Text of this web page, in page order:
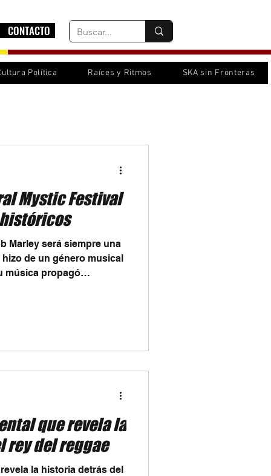
CONTACTO
Política Raíces y Ritmos SKA sin Fronteras
Mystic Festival
Marley será siempre una
de un género musical
música propagó
que revela la
rey del reggae
la historia detrás del